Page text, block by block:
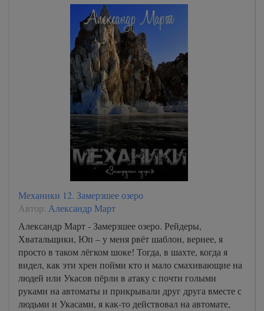
Механики 12. Замерзшее озеро
Автор: Александр Март
Александр Март - Замерзшее озеро. Рейдеры,
Хватальщики, Юп – у меня рвёт шаблон, вернее, я
просто в таком лёгком шоке! Тогда, в шахте, когда я
видел, как эти хрен пойми кто и мало смахивающие на
людей или Укасов пёрли в атаку с почти голыми
руками на автоматы и прикрывали друг друга вместе с
людьми и Укасами, я как-то действовал на автомате,